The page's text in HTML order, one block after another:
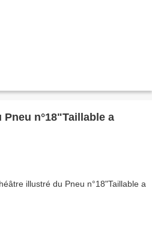
n°18"Taillable a